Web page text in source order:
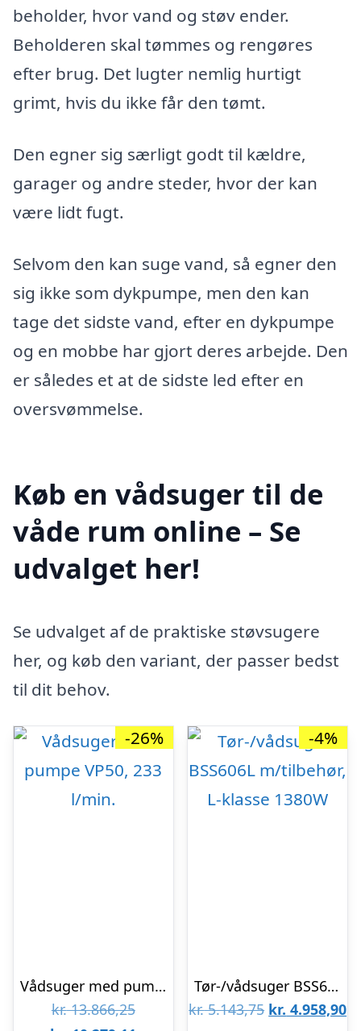
beholder, hvor vand og støv ender.
Beholderen skal tømmes og rengøres
efter brug. Det lugter nemlig hurtigt
grimt, hvis du ikke får den tømt.
Den egner sig særligt godt til kældre,
garager og andre steder, hvor der kan
være lidt fugt.
Selvom den kan suge vand, så egner den
sig ikke som dykpumpe, men den kan
tage det sidste vand, efter en dykpumpe
og en mobbe har gjort deres arbejde. Den
er således et at de sidste led efter en
oversvømmelse.
Køb en vådsuger til de
våde rum online – Se
udvalget her!
Se udvalget af de praktiske støvsugere
her, og køb den variant, der passer bedst
til dit behov.
-26%
Vådsuger med pumpe VP50, 233 l/min.
kr.13.866,25Den
-4%
Tør-/vådsuger BSS606L m/tilbehør, L-klasse 1380W
kr.5.143,75 Den
kr. 4.958,90